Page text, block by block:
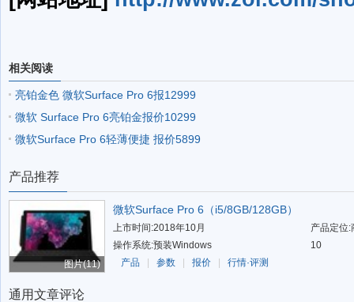
相关阅读
亮铂金色 微软Surface Pro 6报12999
微软 Surface Pro 6亮铂金报价10299
微软Surface Pro 6轻薄便捷 报价5899
产品推荐
图片(11)
微软Surface Pro 6（i5/8GB/128GB）
上市时间:2018年10月
产品定位
操作系统:预装Windows
10
产品
参数 报价 行情·评测
通用文章评论